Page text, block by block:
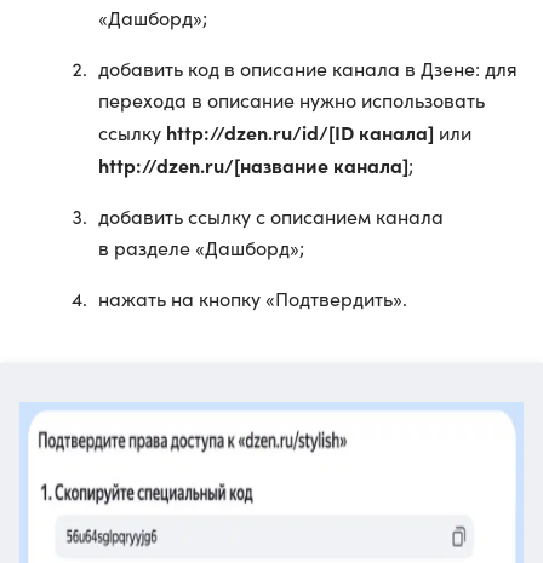
«Дашборд»;
добавить код в описание канала в Дзене: для
перехода в описание нужно использовать
ссылку http://dzen.ru/id/[ID канала] или
http://dzen.ru/[название канала];
добавить ссылку с описанием канала
в разделе «Дашборд»;
нажать на кнопку «Подтвердить».